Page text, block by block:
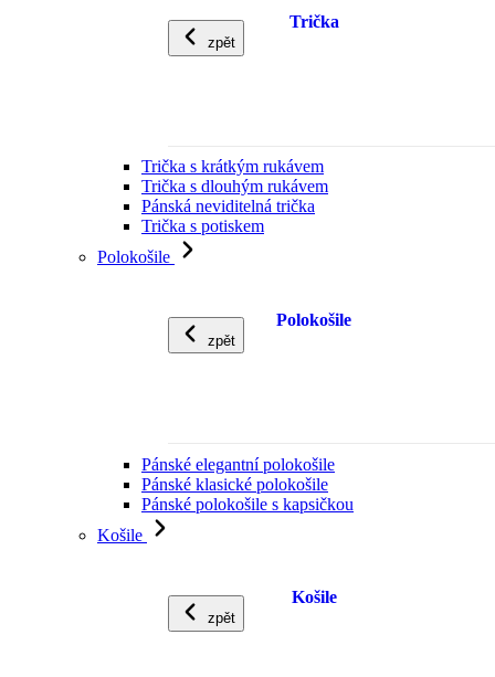
zpět
Trička
Trička s krátkým rukávem
Trička s dlouhým rukávem
Pánská neviditelná trička
Trička s potiskem
Polokošile
zpět
Polokošile
Pánské elegantní polokošile
Pánské klasické polokošile
Pánské polokošile s kapsičkou
Košile
zpět
Košile